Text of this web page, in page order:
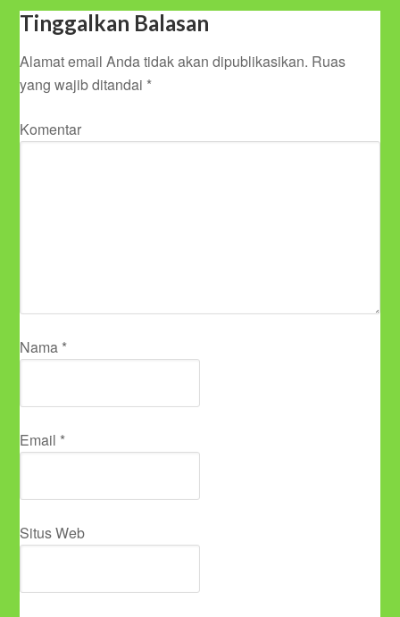
Tinggalkan Balasan
Alamat email Anda tidak akan dipublikasikan. Ruas
yang wajib ditandai *
Komentar
Nama *
Email *
Situs Web